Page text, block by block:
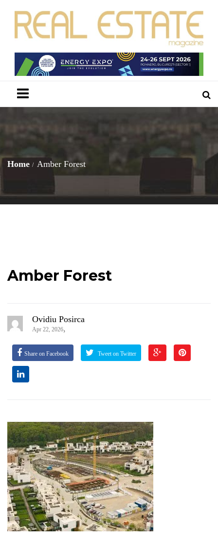
Home Amber Forest
Amber Forest
Ovidiu Posirca
Apr 22, 2026,
Share on Facebook Tweet on Twitter